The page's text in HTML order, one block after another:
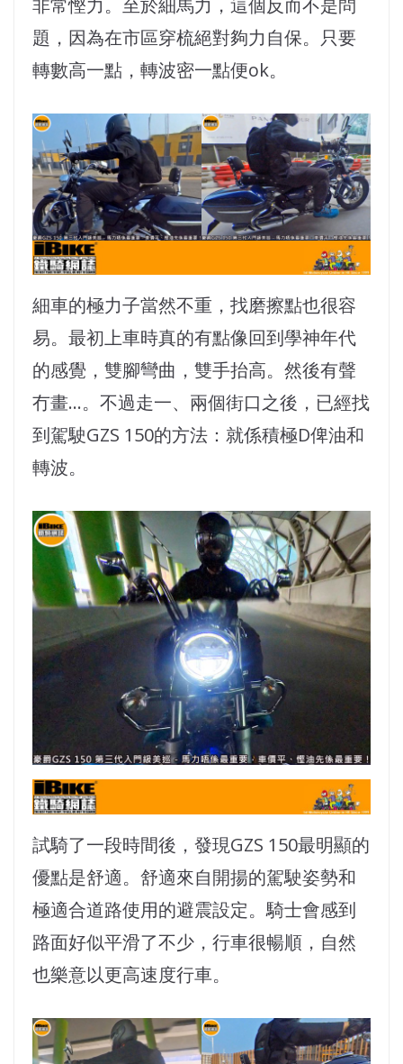
題，因為在市區穿梳絕對夠力自保。只要
轉數高一點，轉波密一點便ok。
細車的極力子當然不重，找磨擦點也很容
易。最初上車時真的有點像回到學神年代
的感覺，雙腳彎曲，雙手抬高。然後有聲
冇畫…。不過走一、兩個街口之後，已經找
到駕駛GZS 150的方法：就係積極D俾油和
轉波。
試騎了一段時間後，發現GZS 150最明顯的
優點是舒適。舒適來自開揚的駕駛姿勢和
極適合道路使用的避震設定。騎士會感到
路面好似平滑了不少，行車很暢順，自然
也樂意以更高速度行車。